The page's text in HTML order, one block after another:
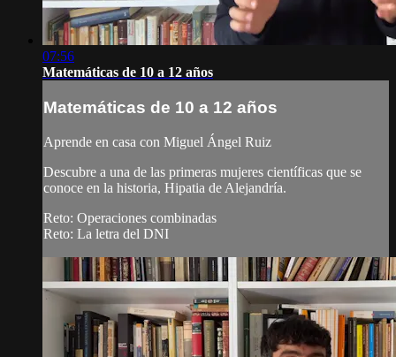
07:56
Matemáticas de 10 a 12 años
Matemáticas de 10 a 12 años
Aprende en casa con Miguel Ángel Ruiz
Descubre a una de las primeras mujeres científicas que se
conoce en la historia, Hipatia de Alejandría.
Reto: Operaciones combinadas
Reto: La letra del DNI